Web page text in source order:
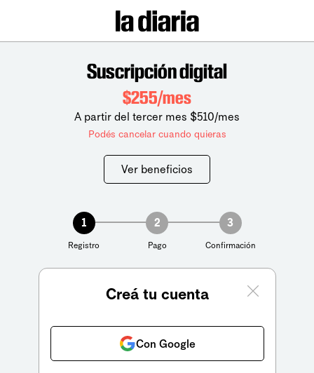
Suscripción digital
$255/mes
A partir del tercer mes $510/mes
Podés cancelar cuando quieras
Ver beneficios
1
Registro
2
Pago
3
Confirmación
Creá tu cuenta
Con Google